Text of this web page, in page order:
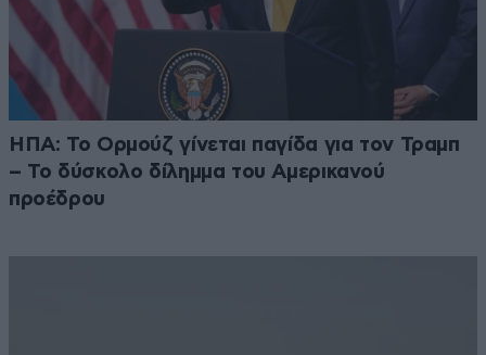
ΗΠΑ: Το Ορμούζ γίνεται παγίδα για τον Τραμπ
– Το δύσκολο δίλημμα του Αμερικανού
προέδρου